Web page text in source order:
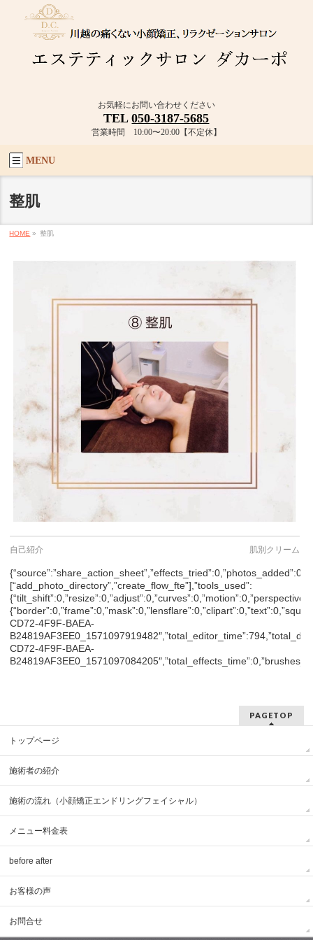
お気軽にお問い合わせください
TEL050-3187-5685
営業時間 10:00〜20:00【不定休】
MENU
整肌
HOME » 整肌
自己紹介 肌別クリーム
[“add_photo_directory”,”create_flow_fte”],”tools_used”:
CD72-4F9F-BAEA-
CD72-4F9F-BAEA-
PAGETOP
トップページ
施術者の紹介
施術の流れ（小顔矯正エンドリングフェイシャル）
メニュー料金表
before after
お客様の声
お問合せ